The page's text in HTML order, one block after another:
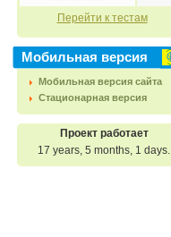
Перейти к тестам
Мобильная версия
Мобильная версия сайта
Стационарная версия
Проект работает
17 years, 5 months, 1 days.